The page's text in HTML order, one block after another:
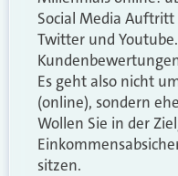
Social Media Auftritt
Twitter und
Es geht also nicht
(online), sondern
Wollen Sie in der
sitzen.